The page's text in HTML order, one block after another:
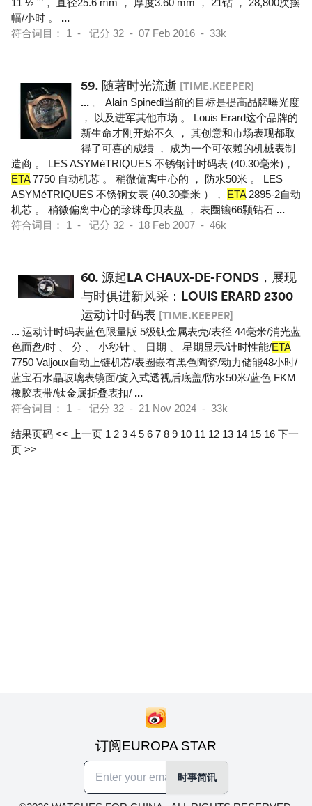
11 ½ ''’， 直径25.6 mm ， 厚度3.60 mm ， 21钻 ， 28,800次摆
幅/小时 。 ...
符合词目： 1 - 记分 32 - 07 Feb 2016 - 33k
59. 随著时光流逝 [TIME.KEEPER]
... 。 Alain Spinedi当前的目标是提高品牌曝光度
， 以及进军其他市场 。 Louis Erard这个品牌的
新生命才刚开始不久 ， 其创意和市场表现都取
得了可喜的成绩 ， 成为一个可依赖的机械表制
造商 。 LES ASYMéTRIQUES 不锈钢计时码表 (40.30毫米)，
ETA7750 自动机芯 。 稍微偏离中心的 ， 防水50米 。 LES
ASYMéTRIQUES 不锈钢女表 (40.30毫米 ）， ETA2895-2自动
机芯 。 稍微偏离中心的珍珠母贝表盘 ， 表圈镶66颗钻石 ...
符合词目： 1 - 记分 32 - 18 Feb 2007 - 46k
60. 源起LA CHAUX-DE-FONDS，展现
与时俱进新风采：LOUIS ERARD 2300
运动计时码表 [TIME.KEEPER]
... 运动计时码表蓝色限量版 5级钛金属表壳/表径 44毫米/消光蓝
色面盘/时 、 分 、 小秒针 、 日期 、 星期显示/计时性能/ETA
7750 Valjoux自动上链机芯/表圈嵌有黑色陶瓷/动力储能48小时/
蓝宝石水晶玻璃表镜面/旋入式透视后底盖/防水50米/蓝色 FKM
橡胶表带/钛金属折叠表扣/ ...
符合词目： 1 - 记分 32 - 21 Nov 2024 - 33k
结果页码 << 上一页 1 2 3 4 5 6 7 8 9 10 11 12 13 14 15 16 下一
页 >>
订阅EUROPA STAR
时事简讯